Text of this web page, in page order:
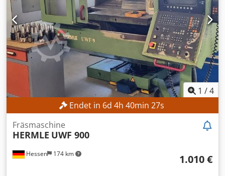
1 /4
Endet in 6d 4h 40min 25s
Hessen 174 km
Fräsmaschine
HERMLE UWF 900
1.010 €